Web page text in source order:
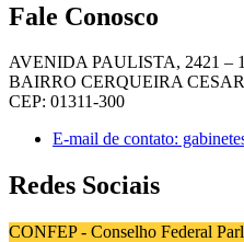
Fale Conosco
AVENIDA PAULISTA, 2421 –
BAIRRO CERQUEIRA
CEP: 01311-300
E-mail de contato:
Redes Sociais
CONFEP - Conselho Federal